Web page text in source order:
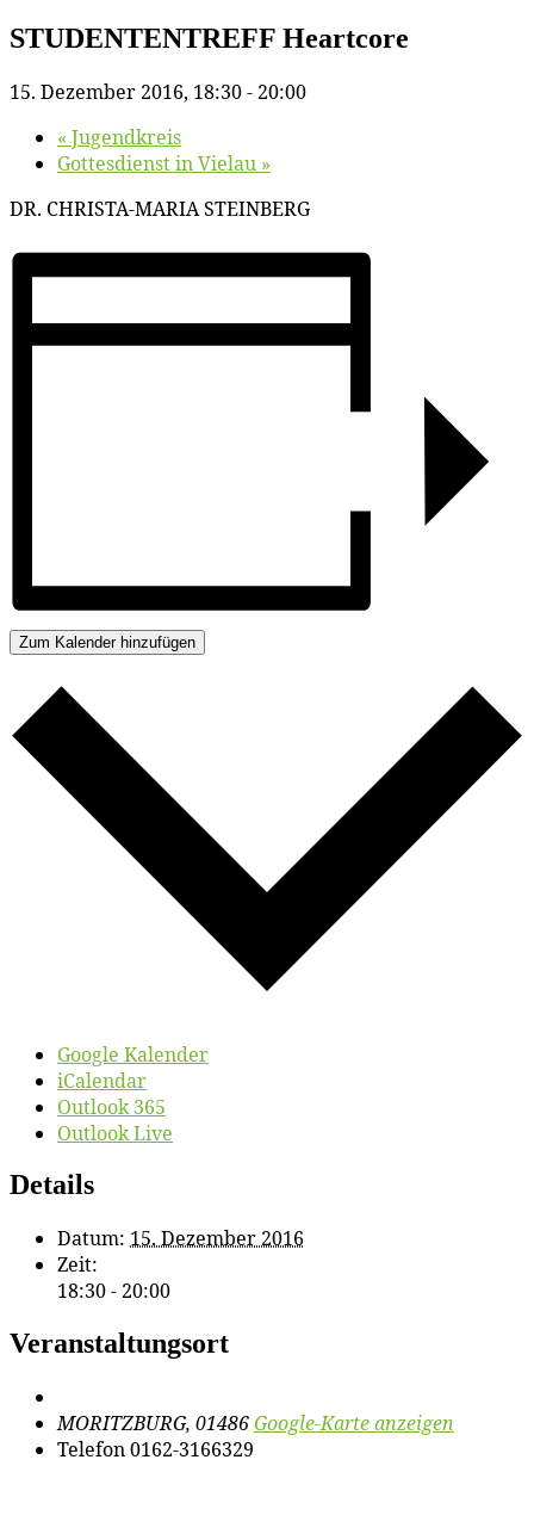
STUDENTENTREFF He­art­co­re
15. Dezember 2016, 18:30- 20:00
« Ju­gend­kreis
Got­tes­dienst in Vielau »
DR. CHRISTA-MARIA STEINBERG
Zum Kalender hinzufügen
Google Kalender
iCalendar
Outlook 365
Outlook Live
Details
Datum: 15. Dezember 2016
Zeit:
18:30 - 20:00
Veranstaltungsort
MORITZBURG, 01486Google-Karte anzeigen
Telefon0162-3166329